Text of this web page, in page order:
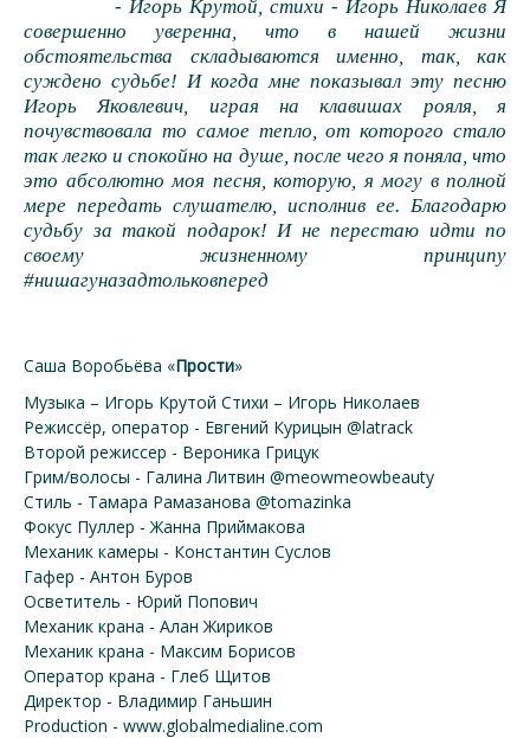
- Игорь Крутой, стихи - Игорь Николаев Я
совершенно уверенна, что в нашей жизни
обстоятельства складываются именно, так, как
суждено судьбе! И когда мне показывал эту песню
Игорь Яковлевич, играя на клавишах рояля, я
почувствовала то самое тепло, от которого стало
так легко и спокойно на душе, после чего я поняла, что
это абсолютно моя песня, которую, я могу в полной
мере передать слушателю, исполнив ее. Благодарю
судьбу за такой подарок! И не перестаю идти по
своему жизненному принципу
#нишагуназадтольковперед
Саша Воробьёва «Прости»
Музыка – Игорь Крутой Стихи – Игорь Николаев
Режиссёр, оператор - Евгений Курицын @latrack
Второй режиссер - Вероника Грицук
Грим/волосы - Галина Литвин @meowmeowbeauty
Стиль - Тамара Рамазанова @tomazinka
Фокус Пуллер - Жанна Приймакова
Механик камеры - Константин Суслов
Гафер - Антон Буров
Осветитель - Юрий Попович
Механик крана - Алан Жириков
Механик крана - Максим Борисов
Оператор крана - Глеб Щитов
Директор - Владимир Ганьшин
Production - www.globalmedialine.com